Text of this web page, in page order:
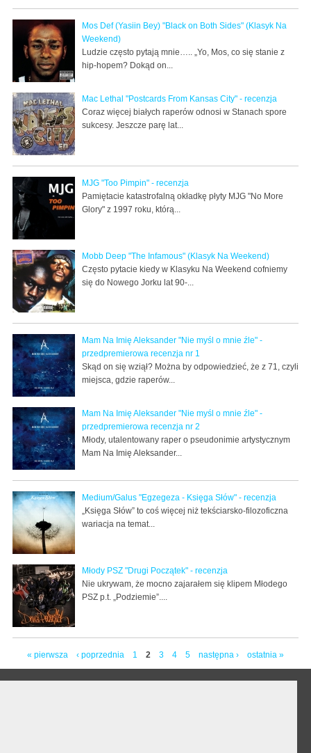
Mos Def (Yasiin Bey) "Black on Both Sides" (Klasyk Na
Weekend)
Ludzie często pytają mnie….. „Yo, Mos, co się stanie z
hip-hopem? Dokąd on...
Mac Lethal "Postcards From Kansas City" - recenzja
Coraz więcej białych raperów odnosi w Stanach spore
sukcesy. Jeszcze parę lat...
MJG "Too Pimpin" - recenzja
Pamiętacie katastrofalną okładkę płyty MJG "No More
Glory" z 1997 roku, którą...
Mobb Deep "The Infamous" (Klasyk Na Weekend)
Często pytacie kiedy w Klasyku Na Weekend cofniemy
się do Nowego Jorku lat 90-...
Mam Na Imię Aleksander "Nie myśl o mnie źle" -
przedpremierowa recenzja nr 1
Skąd on się wziął? Można by odpowiedzieć, że z 71, czyli
miejsca, gdzie raperów...
Mam Na Imię Aleksander "Nie myśl o mnie źle" -
przedpremierowa recenzja nr 2
Młody, utalentowany raper o pseudonimie artystycznym
Mam Na Imię Aleksander...
Medium/Galus "Egzegeza - Księga Słów" - recenzja
„Księga Słów” to coś więcej niż tekściarsko-filozoficzna
wariacja na temat...
Młody PSZ "Drugi Początek" - recenzja
Nie ukrywam, że mocno zajarałem się klipem Młodego
PSZ p.t. „Podziemie”....
Strony
« pierwsza ‹ poprzednia 1 2 3 4 5 następna › ostatnia »